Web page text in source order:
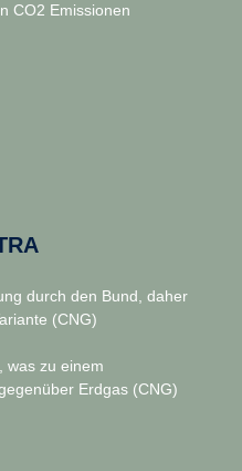
CO2 Emissionen
durch den Bund, daher
(CNG)
was zu einem
Erdgas (CNG)